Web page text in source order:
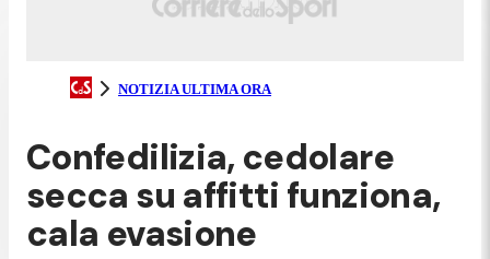
NOTIZIA ULTIMA ORA
Confedilizia, cedolare
secca su affitti funziona,
cala evasione